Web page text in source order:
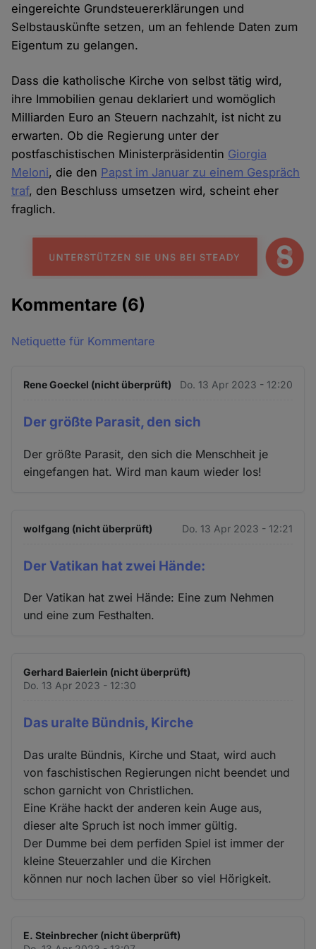
eingereichte Grundsteuererklärungen und
Selbstauskünfte setzen, um an fehlende Daten zum
Eigentum zu gelangen.
Dass die katholische Kirche von selbst tätig wird,
ihre Immobilien genau deklariert und womöglich
Milliarden Euro an Steuern nachzahlt, ist nicht zu
erwarten. Ob die Regierung unter der
postfaschistischen Ministerpräsidentin Giorgia
Meloni, die den Papst im Januar zu einem Gespräch
traf, den Beschluss umsetzen wird, scheint eher
fraglich.
Kommentare (6)
Netiquette für Kommentare
Rene Goeckel (nicht überprüft) Do. 13 Apr 2023 - 12:20
Der größte Parasit, den sich
Der größte Parasit, den sich die Menschheit je
eingefangen hat. Wird man kaum wieder los!
wolfgang (nicht überprüft) Do. 13 Apr 2023 - 12:21
Der Vatikan hat zwei Hände:
Der Vatikan hat zwei Hände: Eine zum Nehmen
und eine zum Festhalten.
Gerhard Baierlein (nicht überprüft)
Do. 13 Apr 2023 - 12:30
Das uralte Bündnis, Kirche
Das uralte Bündnis, Kirche und Staat, wird auch
von faschistischen Regierungen nicht beendet und
schon garnicht von Christlichen.
Eine Krähe hackt der anderen kein Auge aus,
dieser alte Spruch ist noch immer gültig.
Der Dumme bei dem perfiden Spiel ist immer der
kleine Steuerzahler und die Kirchen
können nur noch lachen über so viel Hörigkeit.
E. Steinbrecher (nicht überprüft)